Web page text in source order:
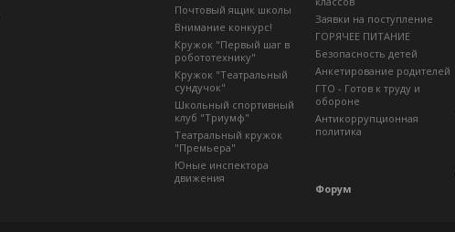
Почтовый ящик школы
Внимание конкурс!
Кружок "Первый шаг в
робототехнику"
Кружок "Театральный
сундучок"
Школьный спортивный
клуб "Триумф"
Театральный кружок
"Премьера"
Юные инспектора
движения
Заявки на поступление
ГОРЯЧЕЕ ПИТАНИЕ
Безопасность детей
Анкетирование родителей
ГТО - Готов к труду и
обороне
Антикоррупционная
политика
Форум